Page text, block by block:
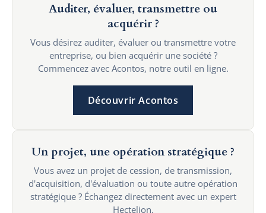
Auditer, évaluer, transmettre ou
acquérir ?
Vous désirez auditer, évaluer ou transmettre votre
entreprise, ou bien acquérir une société ?
Commencez avec Acontos, notre outil en ligne.
Découvrir Acontos
Un projet, une opération stratégique ?
Vous avez un projet de cession, de transmission,
d'acquisition, d'évaluation ou toute autre opération
stratégique ? Échangez directement avec un expert
Hectelion.